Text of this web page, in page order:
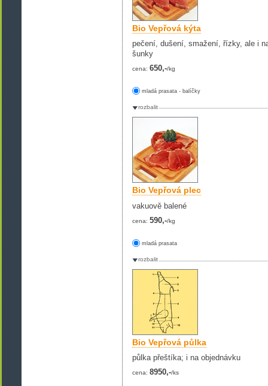
Bio Vepřová kýta
pečení, dušení, smažení, řízky, ale i
šunky
cena: 650,-/kg
mladá prasata - balíčky
rozbalit
Bio Vepřová plec
vakuově balené
cena: 590,-/kg
mladá prasata
rozbalit
Bio Vepřová půlka
půlka přeštíka; i na objednávku
cena: 8950,-/ks